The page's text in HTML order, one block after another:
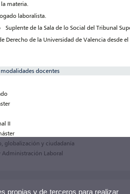
materia.
laboralista.
de la Sala de lo Social del Tribunal
Derecho de la Universidad de Valencia desde
docentes
II
globalización y ciudadanía
Administración Laboral
propias y de terceros para realizar